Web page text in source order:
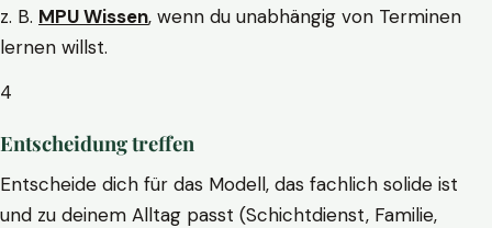
z. B. MPU Wissen, wenn du unabhängig von Terminen
lernen willst.
4
Entscheidung treffen
Entscheide dich für das Modell, das fachlich solide ist
und zu deinem Alltag passt (Schichtdienst, Familie,